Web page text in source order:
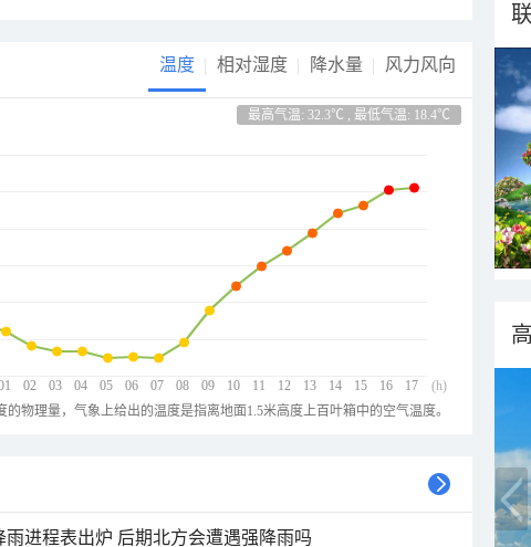
温度 相对湿度 降水量 风力风向
最高气温: 32.3℃ , 最低气温: 18.4℃
02 03 04 05 06 07 08 09 10 11 12 13 14 15 16 17 (h)
物理量，气象上给出的温度是指离地面1.5米高度上百叶箱中的空气温度。
雨进程表出炉 后期北方会遭遇强降雨吗